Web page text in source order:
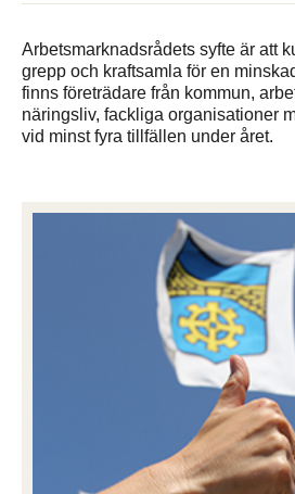
Arbetsmarknadsrådets syfte är att
grepp och kraftsamla för en
finns företrädare från kommun,
näringsliv, fackliga organisationer
vid minst fyra tillfällen under året.